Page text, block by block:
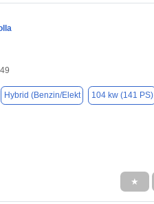
Hybrid (Benzin/Elekt 104 kw (141 PS)
★